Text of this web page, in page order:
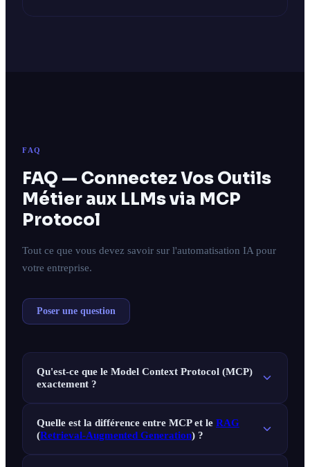
FAQ
FAQ — Connectez Vos Outils
Métier aux LLMs via MCP
Protocol
Tout ce que vous devez savoir sur l'automatisation IA pour
votre entreprise.
Poser une question
Qu'est-ce que le Model Context Protocol (MCP)
exactement ?
Quelle est la différence entre MCP et le RAG
(Retrieval-Augmented Generation) ?